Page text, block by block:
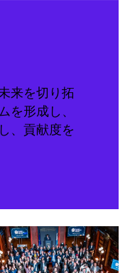
来を切り拓
を形成し、
、貢献度を